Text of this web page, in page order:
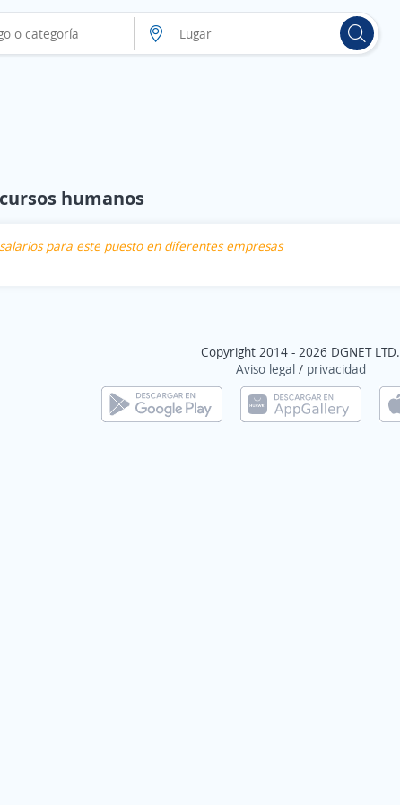
humanos
para este puesto en diferentes empresas
Copyright 2014 - 2026 DGNET LTD.
Aviso legal/ privacidad